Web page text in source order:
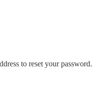
to reset your password.